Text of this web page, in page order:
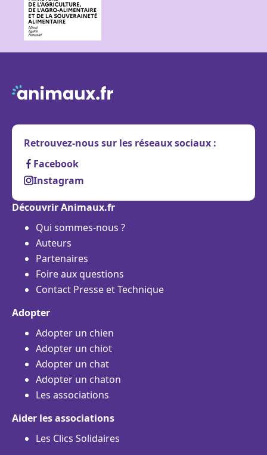
Retrouvez-nous sur les réseaux sociaux :
Facebook
Instagram
Découvrir Animaux.fr
Qui sommes-nous ?
Auteurs
Partenaires
Foire aux questions
Contact Presse et Technique
Adopter
Adopter un chien
Adopter un chiot
Adopter un chat
Adopter un chaton
Les associations
Aider les associations
Les Clics Solidaires